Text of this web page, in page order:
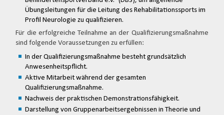
Übungsleitungen für die Leitung des Rehabilitationssports im
Profil Neurologie zu qualifizieren.
Für die erfolgreiche Teilnahme an der Qualifizierungsmaßnahme
sind folgende Voraussetzungen zu erfüllen:
In der Qualifizierungsmaßnahme besteht grundsätzlich
Anwesenheitspflicht.
Aktive Mitarbeit während der gesamten
Qualifizierungsmaßnahme.
Nachweis der praktischen Demonstrationsfähigkeit.
Darstellung von Gruppenarbeitsergebnissen in Theorie und